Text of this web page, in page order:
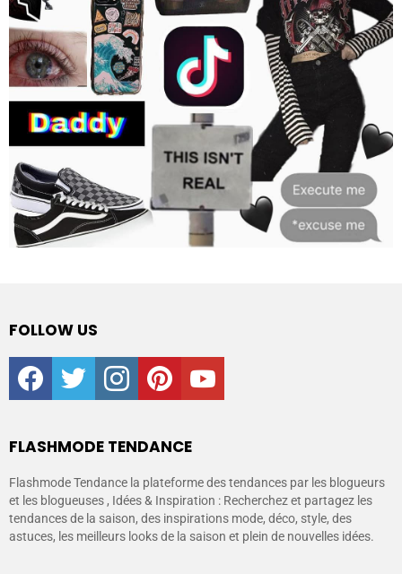
FOLLOW US
facebooktwitter instagrampinterestyoutube
FLASHMODE TENDANCE
Flashmode Tendance la plateforme des tendances par les blogueurs
et les blogueuses , Idées & Inspiration : Recherchez et partagez les
tendances de la saison, des inspirations mode, déco, style, des
astuces, les meilleurs looks de la saison et plein de nouvelles idées.